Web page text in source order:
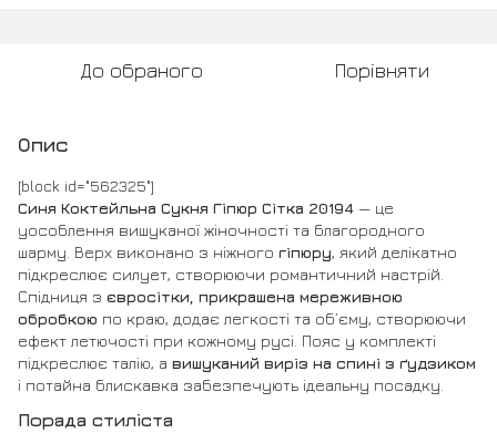
До обраного Порівняти
Опис
[block id="562325"]
Синя Коктейльна Сукня Гіпюр Сітка 20194 — це
уособлення вишуканої жіночності та благородного
шарму. Верх виконано з ніжного гіпюру, який делікатно
підкреслює силует, створюючи романтичний настрій.
Спідниця з євросітки, прикрашена мереживною
обробкою по краю, додає легкості та об’єму, створюючи
ефект летючості при кожному русі. Пояс у комплекті
підкреслює талію, а вишуканий виріз на спині з ґудзиком
і потайна блискавка забезпечують ідеальну посадку.
Порада стиліста